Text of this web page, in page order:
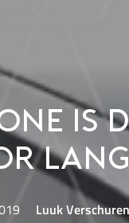
is
Luuk Verschuren